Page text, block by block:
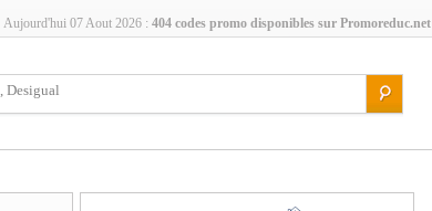
Aujourd'hui 07 Aout 2026 : 404 codes promo disponibles sur Promoreduc.net